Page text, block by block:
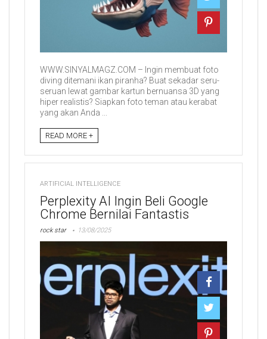
WWW.SINYALMAGZ.COM – Ingin membuat foto
diving ditemani ikan piranha? Buat sekadar seru-
seruan lewat gambar kartun bernuansa 3D yang
hiper realistis? Siapkan foto teman atau kerabat
yang akan Anda ...
READ MORE +
ARTIFICIAL INTELLIGENCE
Perplexity AI Ingin Beli Google
Chrome Bernilai Fantastis
rock star 13/08/2025